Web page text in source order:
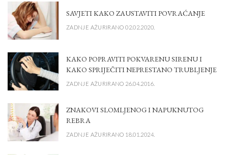
SAVJETI KAKO ZAUSTAVITI POVRAĆANJE
ZADNJE AŽURIRANO 02.02.2020.
KAKO POPRAVITI POKVARENU SIRENU I
KAKO SPRIJEČITI NEPRESTANO TRUBLJENJE
ZADNJE AŽURIRANO 26.04.2016.
ZNAKOVI SLOMLJENOG I NAPUKNUTOG
REBRA
ZADNJE AŽURIRANO 18.01.2024.